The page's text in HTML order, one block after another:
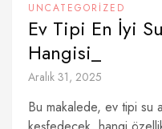
UNCATEGORIZED
Ev Tipi En İyi
Hangisi_
Aralık 31, 2025
Bu makalede, ev tipi su